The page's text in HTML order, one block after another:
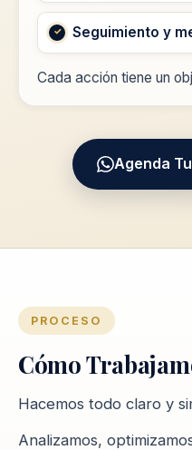
Seguimiento y
Cada acción tiene un
Agenda
PROCESO
Cómo
Hacemos todo claro y
Analizamos,